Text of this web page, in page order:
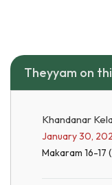
Theyyam on
Khandanar
January 30,
Makaram 16-17